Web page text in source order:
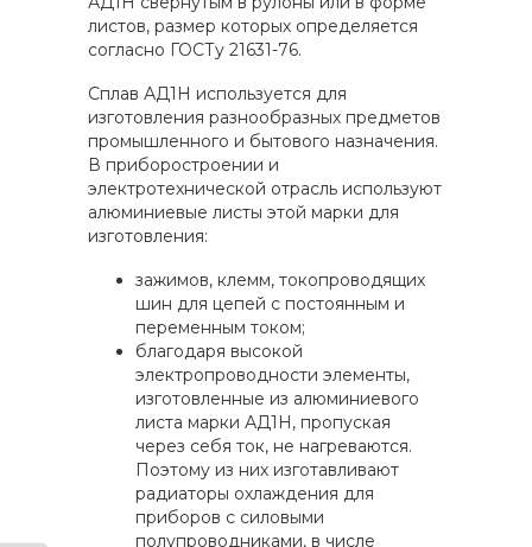
листов, размер которых определяется
согласно ГОСТу 21631-76.
Сплав АД1Н используется для
изготовления разнообразных предметов
промышленного и бытового назначения.
В приборостроении и
электротехнической отрасль используют
алюминиевые листы этой марки для
изготовления:
зажимов, клемм, токопроводящих
шин для цепей с постоянным и
переменным током;
благодаря высокой
электропроводности элементы,
изготовленные из алюминиевого
листа марки АД1Н, пропуская
через себя ток, не нагреваются.
Поэтому из них изготавливают
радиаторы охлаждения для
приборов с силовыми
полупроводниками, в числе